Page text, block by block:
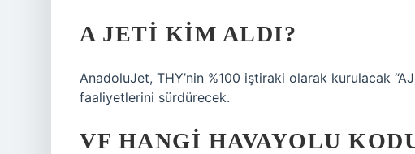
A JETI KIM ALDI?
AnadoluJet, THY’nin %100 iştiraki olarak kurulacak
faaliyetlerini sürdürecek.
VF HANGI HAVAYOLU